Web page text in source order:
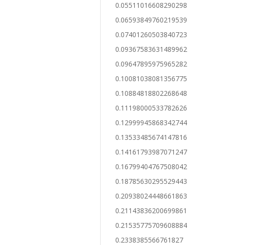
0.05511016608290298
0.06593849760219539
0.07401260503840723
0.09367583631489962
0.09647895975965282
0.10081038081356775
0.10884818802268648
0.11198000533782626
0.12999945868342744
0.13533485674147816
0.14161793987071247
0.16799404767508042
0.18785630295529443
0.20938024448661863
0.21143836200699861
0.21535775709608884
0.2338385566761827